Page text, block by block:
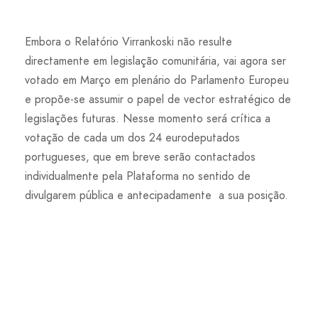
Embora o Relatório Virrankoski não resulte
directamente em legislação comunitária, vai agora ser
votado em Março em plenário do Parlamento Europeu
e propõe-se assumir o papel de vector estratégico de
legislações futuras. Nesse momento será crítica a
votação de cada um dos 24 eurodeputados
portugueses, que em breve serão contactados
individualmente pela Plataforma no sentido de
divulgarem pública e antecipadamente a sua posição.